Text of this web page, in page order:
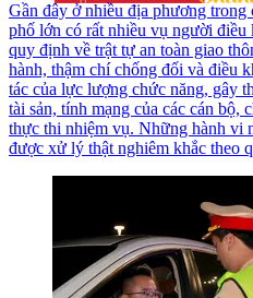
Gần đây ở nhiều địa phương
phố lớn có rất nhiều vụ người
quy định về trật tự an toàn giao
hành, thậm chí chống đối và điều
tác của lực lượng chức năng, gây
tài sản, tính mạng của các cán bộ,
thực thi nhiệm vụ. Những hành vi
được xử lý thật nghiêm khắc theo